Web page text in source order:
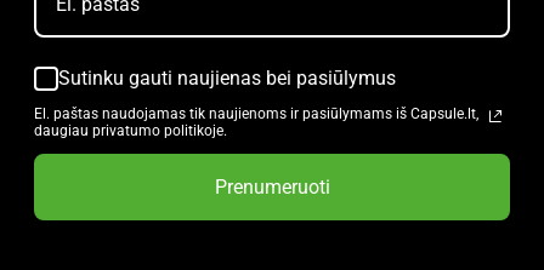
Sutinku gauti naujienas bei pasiūlymus
El. paštas naudojamas tik naujienoms ir pasiūlymams iš Capsule.lt,
daugiau privatumo politikoje.
Prenumeruoti